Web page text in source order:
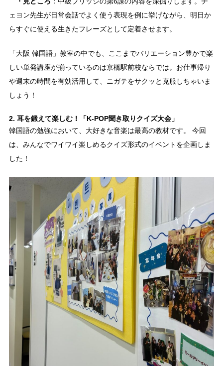
：中級ブリッジの第6課の内容を深掘りします。チ
ェヨン先生が日常会話でよく使う表現を例に挙げながら、明日か
らすぐに使える生きたフレーズとして定着させます。
「大阪 韓国語」教室の中でも、ここまでバリエーション豊かで楽
しい単発講座が揃っているのは京橋駅前校ならでは。お仕事帰り
や週末の時間を有効活用して、ニガテをサクッと克服しちゃいま
しょう！
2. 耳を鍛えて楽しむ！「K-POP聞き取りクイズ大会」
韓国語の勉強において、大好きな音楽は最高の教材です。 今回
は、みんなでワイワイ楽しめるクイズ形式のイベントを企画しま
した！